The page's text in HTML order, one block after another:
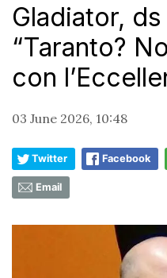
Gladiator,
“Taranto?
con
03 June 2026, 10:48
Twitter Facebook
Email